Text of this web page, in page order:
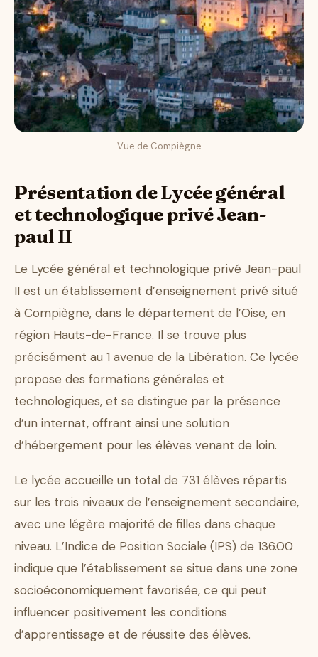
Vue de Compiègne
Présentation de Lycée général
et technologique privé Jean-
paul II
Le Lycée général et technologique privé Jean-paul
II est un établissement d’enseignement privé situé
à Compiègne, dans le département de l’Oise, en
région Hauts-de-France. Il se trouve plus
précisément au 1 avenue de la Libération. Ce lycée
propose des formations générales et
technologiques, et se distingue par la présence
d’un internat, offrant ainsi une solution
d’hébergement pour les élèves venant de loin.
Le lycée accueille un total de 731 élèves répartis
sur les trois niveaux de l’enseignement secondaire,
avec une légère majorité de filles dans chaque
niveau. L’Indice de Position Sociale (IPS) de 136.00
indique que l’établissement se situe dans une zone
socioéconomiquement favorisée, ce qui peut
influencer positivement les conditions
d’apprentissage et de réussite des élèves.